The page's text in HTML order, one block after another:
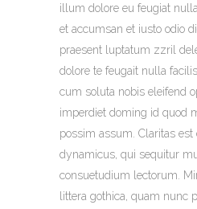
illum dolore eu feugiat
et accumsan et iusto odio
praesent luptatum zzril
dolore te feugait nulla
cum soluta nobis eleifend
imperdiet doming id quod
possim assum. Claritas
dynamicus, qui sequitur
consuetudium lectorum.
littera gothica, quam nunc